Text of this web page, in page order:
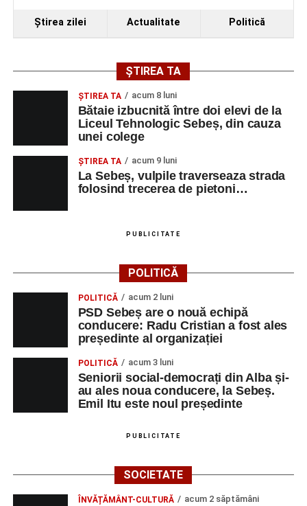
Ştirea zilei Actualitate Politică
ȘTIREA TA
ŞTIREA TA acum 8 luni
Bătaie izbucnită între doi elevi de la
Liceul Tehnologic Sebeș, din cauza
unei colege
ŞTIREA TA acum 9 luni
La Sebeș, vulpile traverseaza strada
folosind trecerea de pietoni…
PUBLICITATE
POLITICĂ
POLITICĂ acum 2 luni
PSD Sebeș are o nouă echipă
conducere: Radu Cristian a fost ales
președinte al organizației
POLITICĂ acum 3 luni
Seniorii social-democrați din Alba și-
au ales noua conducere, la Sebeș.
Emil Itu este noul președinte
PUBLICITATE
SOCIETATE
ÎNVĂȚĂMÂNT-CULTURĂ acum 2 săptămâni